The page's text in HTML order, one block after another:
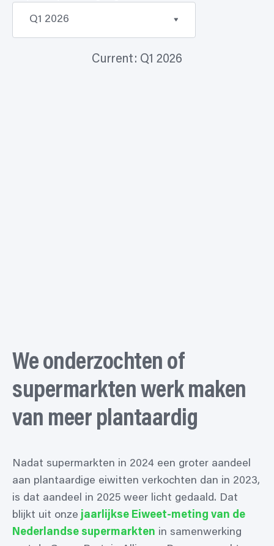
Q1 2026
Current: Q1 2026
We onderzochten of
supermarkten werk maken
van meer plantaardig
Nadat supermarkten in 2024 een groter aandeel
aan plantaardige eiwitten verkochten dan in 2023,
is dat aandeel in 2025 weer licht gedaald. Dat
blijkt uit onze jaarlijkse Eiweet-meting van de
Nederlandse supermarkten in samenwerking